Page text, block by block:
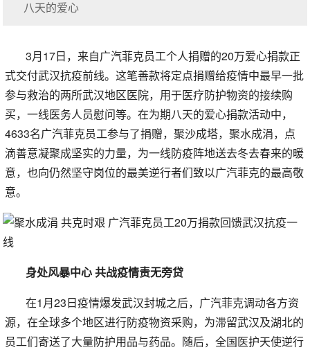
八天的爱心
3月17日，来自广汽菲克员工个人捐赠的20万爱心捐款正
式交付武汉抗疫前线。这笔善款将定点捐赠给疫情中最早一批
参与救治的两所武汉地区医院，用于医疗防护物资的接续购
买，一线医务人员慰问等。在为期八天的爱心捐款活动中，
4633名广汽菲克员工参与了捐赠，聚沙成塔，聚水成涓，点
滴善意凝聚成坚实的力量，为一线防疫阵地送去冬去春来的暖
意，也向仍然坚守岗位的最美逆行者们致以广汽菲克的最高敬
意。
身处风暴中心 共战疫情责无旁贷
在1月23日疫情爆发武汉封城之后，广汽菲克调动各方资
源，在全球多个地区进行防疫物资采购，为滞留武汉及湖北的
员工们寄送了大量防护用品与药品。随后，全国医护天使逆行